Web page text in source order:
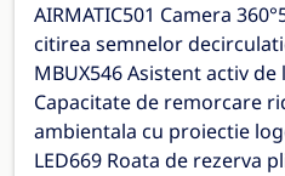
AIRMATIC501 Camera
citirea semnelor
MBUX546 Asistent activ
Capacitate de remorcare
ambientala cu proiectie
LED669 Roata de rezerva